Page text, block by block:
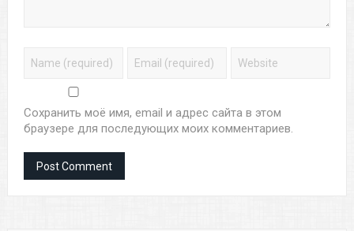
Сохранить моё имя, email и адрес сайта в этом
браузере для последующих моих комментариев.